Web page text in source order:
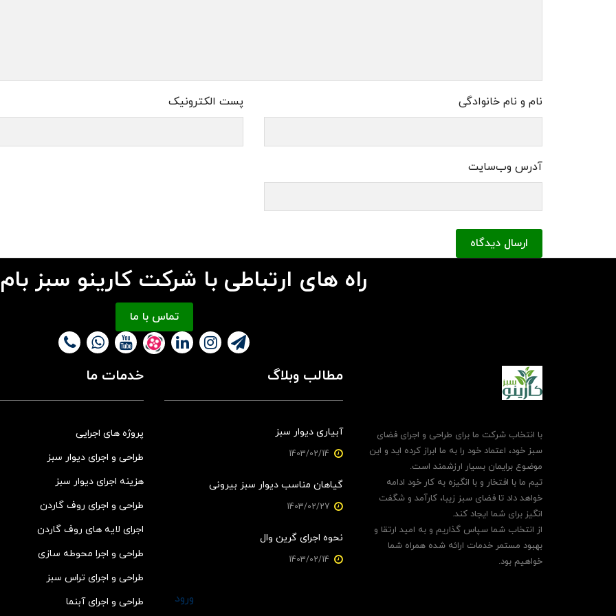
نام و نام خانوادگی پست الکترونیک
آدرس وب‌سایت
ارسال دیدگاه
راه های ارتباطی با شرکت کارینو سبز
تماس با ما
با انتخاب شرکت ما برای طراحی و اجرای فضای
سبز خود، اعتماد خود را به ما ابراز کرده اید و این
موضوع برایمان بسیار ارزشمند است.
تیم ما با افتخار و با انگیزه به کار خود ادامه
خواهد داد تا فضای سبز زیبا، کارآمد و شگفت
انگیز برای شما ایجاد کند.
از انتخاب شما سپاس گذاریم و به امید ارتقا و
بهبود مستمر خدمات ارائه شده همراه شما
خواهیم بود.
مطالب وبلاگ
آبیاری دیوار سبز
گیاهان مناسب دیوار سبز بیرونی
نحوه اجرای گرین وال
ورود
خدمات ما
پروژه های اجرایی
طراحی و اجرای دیوار سبز
هزینه اجرای دیوار سبز
طراحی و اجرای روف گاردن
اجرای لایه های روف گاردن
طراحی و اجرا محوطه سازی
طراحی و اجرای تراس سبز
طراحی و اجرای آبنما